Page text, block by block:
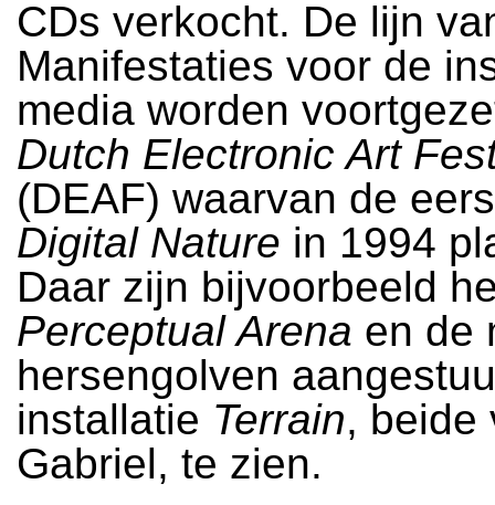
CDs verkocht. De lijn
Manifestaties voor de
media worden
Dutch Electronic Art
(DEAF) waarvan de
Digital Nature in 1994
Daar zijn bijvoorbeeld
Perceptual Arena en de
hersengolven
installatie Terrain, beide
Gabriel, te zien.